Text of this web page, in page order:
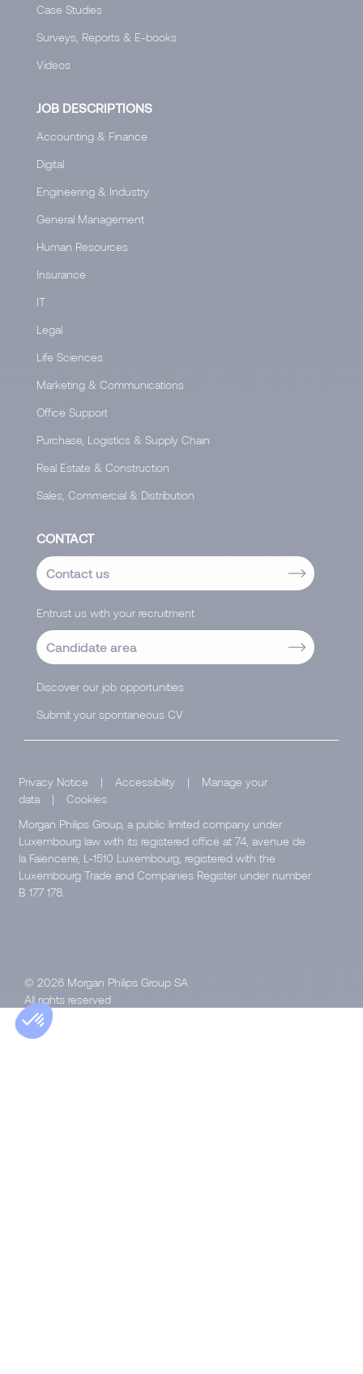
Case Studies
Surveys, Reports & E-books
Videos
JOB DESCRIPTIONS
Accounting & Finance
Digital
Engineering & Industry
General Management
Human Resources
Insurance
IT
Legal
Life Sciences
Marketing & Communications
Office Support
Purchase, Logistics & Supply Chain
Real Estate & Construction
Sales, Commercial & Distribution
CONTACT
Contact us
Entrust us with your recruitment
Candidate area
Discover our job opportunities
Submit your spontaneous CV
Privacy Notice | Accessibility |
Manage your
data
|
Cookies
Morgan Philips Group, a public limited company under
Luxembourg law with its registered office at 74, avenue de
la Faïencerie, L-1510 Luxembourg, registered with the
Luxembourg Trade and Companies Register under number
B 177 178.
© 2026 Morgan Philips Group SA
All rights reserved